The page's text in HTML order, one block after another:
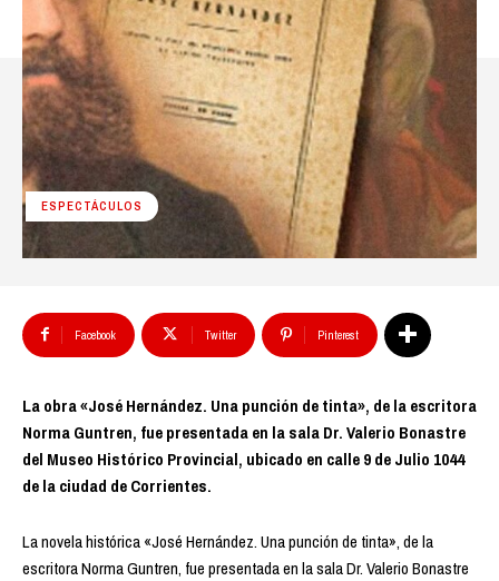
ESPECTÁCULOS
Facebook Twitter Pinterest
La obra «José Hernández. Una punción de tinta», de la escritora
Norma Guntren, fue presentada en la sala Dr. Valerio Bonastre
del Museo Histórico Provincial, ubicado en calle 9 de Julio 1044
de la ciudad de Corrientes.
La novela histórica «José Hernández. Una punción de tinta», de la
escritora Norma Guntren, fue presentada en la sala Dr. Valerio Bonastre